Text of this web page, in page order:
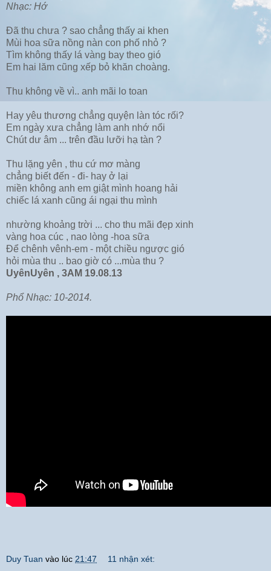
Nhạc: Hớ
Đã thu chưa ? sao chẳng thấy ai khen
Mùi hoa sữa nồng nàn con phố nhỏ ?
Tìm không thấy lá vàng bay theo gió
Em hai lăm cũng xếp bỏ khăn choàng.
Thu không về vì.. anh mãi lo toan
Hay yêu thương chẳng quyện làn tóc rối?
Em ngày xưa chẳng làm anh nhớ nổi
Chút dư âm ... trên đầu lưỡi hạ tàn ?
Thu lặng yên , thu cứ mơ màng
chẳng biết đến - đi- hay ở lại
miền không anh em giật mình hoang hải
chiếc lá xanh cũng ái ngại thu mình
nhường khoảng trời ... cho thu mãi đẹp xinh
vàng hoa cúc , nao lòng -hoa sữa
Để chênh vênh-em - một chiều ngược gió
hỏi mùa thu .. bao giờ có ...mùa thu ?
UyênUyên , 3AM 19.08.13
Phổ Nhạc: 10-2014.
Duy Tuan vào lúc 21:47 11 nhận xét: